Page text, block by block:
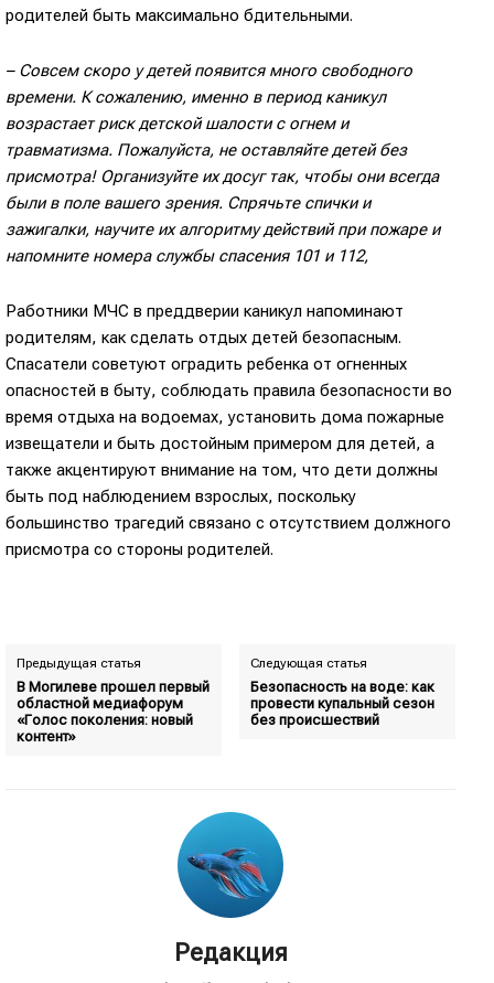
родителей быть максимально бдительными.
– Совсем скоро у детей появится много свободного
времени. К сожалению, именно в период каникул
возрастает риск детской шалости с огнем и
травматизма. Пожалуйста, не оставляйте детей без
присмотра! Организуйте их досуг так, чтобы они всегда
были в поле вашего зрения. Спрячьте спички и
зажигалки, научите их алгоритму действий при пожаре и
напомните номера службы спасения 101 и 112,
Работники МЧС в преддверии каникул напоминают
родителям, как сделать отдых детей безопасным.
Спасатели советуют оградить ребенка от огненных
опасностей в быту, соблюдать правила безопасности во
время отдыха на водоемах, установить дома пожарные
извещатели и быть достойным примером для детей, а
также акцентируют внимание на том, что дети должны
быть под наблюдением взрослых, поскольку
большинство трагедий связано с отсутствием должного
присмотра со стороны родителей.
Предыдущая статья
В Могилеве прошел первый
областной медиафорум
«Голос поколения: новый
контент»
Следующая статья
Безопасность на воде: как
провести купальный сезон
без происшествий
Редакция